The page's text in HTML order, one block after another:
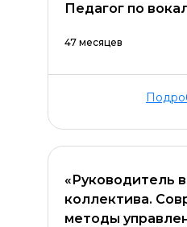
Педагог по
47 месяцев
«Руководитель
коллектива.
методы